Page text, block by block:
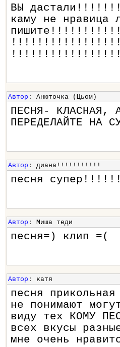
ВЫ дастали!!!!!!!
каму не нравица
Автор : Анюточка (Цьом)
ПЕСНЯ- КЛАСНАЯ,
ПЕРЕДЕЛАЙТЕ НА
Автор : диана!!!!!!!!!!!
песня
Автор : Миша теди
песня=) клип =(
Автор : катя
песня
не понимают
виду тех КОМУ
всех вкусы
мне очень